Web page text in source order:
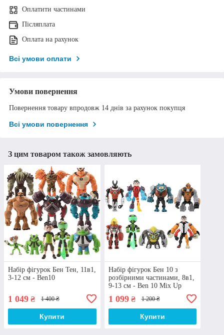
Оплатити частинами
Післяплата
Оплата на рахунок
Всі умови оплати
Умови повернення
Повернення товару впродовж 14 днів за рахунок покупця
Всі умови повернення
З цим товаром також замовляють
Набір фігурок Бен Тен, 11в1,
3-12 см - Ben10
1 049 ₴ 1 400 ₴
Купити
Набір фігурок Бен 10 з
розбірними частинами, 8в1,
9-13 см - Ben 10 Mix Up
1 099₴ 1 200 ₴
Купити